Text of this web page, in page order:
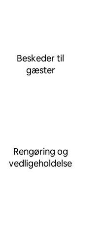
Beskeder til
gæster
Rengøring og
vedligeholdelse